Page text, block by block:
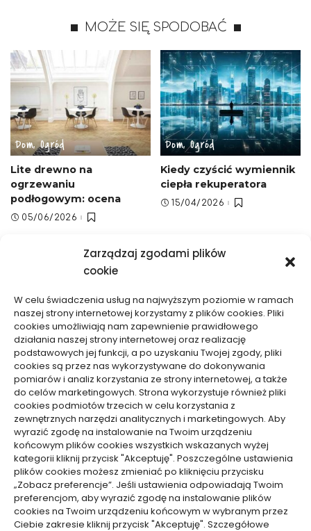
Zarządzaj zgodami plików
cookie
W celu świadczenia usług na najwyższym poziomie w ramach
naszej strony internetowej korzystamy z plików cookies. Pliki
cookies umożliwiają nam zapewnienie prawidłowego
działania naszej strony internetowej oraz realizację
podstawowych jej funkcji, a po uzyskaniu Twojej zgody, pliki
cookies są przez nas wykorzystywane do dokonywania
pomiarów i analiz korzystania ze strony internetowej, a także
do celów marketingowych. Strona wykorzystuje również pliki
cookies podmiotów trzecich w celu korzystania z
zewnętrznych narzędzi analitycznych i marketingowych. Aby
wyrazić zgodę na instalowanie na Twoim urządzeniu
końcowym plików cookies wszystkich wskazanych wyżej
kategorii kliknij przycisk "Akceptuję". Poszczególne ustawienia
plików cookies możesz zmieniać po kliknięciu przycisku
„Zobacz preferencje”. Jeśli ustawienia odpowiadają Twoim
preferencjom, aby wyrazić zgodę na instalowanie plików
cookies na Twoim urządzeniu końcowym w wybranym przez
Ciebie zakresie kliknij przycisk "Akceptuję". Szczegółowe
MOŻE SIĘ SPODOBAĆ
Dom, Ogród
Lite drewno na
ogrzewaniu
podłogowym: ocena
05/06/2026
Dom, Ogród
Kiedy czyścić wymiennik
ciepła rekuperatora
15/04/2026
Dom, Ogród
Czy mech na ścianie
przyciąga insekty i pleśń
– fakty, badania,
profilaktyka
03/03/2026
Dom, Ogród
Jak opróżnić instalację
wodną przyczepy
kempingowej przed zimą
– skuteczne
zabezpieczenie
23/02/2026
WCZYTAJ WIĘCEJ